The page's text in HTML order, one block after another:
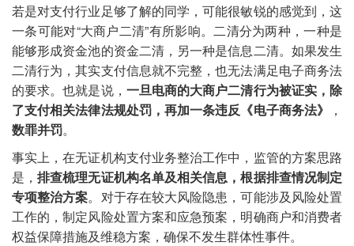
若是对支付行业足够了解的同学，可能很敏锐的感觉到，这
一条可能对“大商户二清”有所影响。二清分为两种，一种是
能够形成资金池的资金二清，另一种是信息二清。如果发生
二清行为，其实支付信息就不完整，也无法满足电子商务法
的要求。也就是说， 一旦电商的大商户二清行为被证实，除
了支付相关法律法规处罚，再加一条违反《电子商务法》
，
数罪并罚。
事实上，在无证机构支付业务整治工作中，监管的方案思路
是，排查梳理无证机构名单及相关信息，根据排查情况制定
专项整治方案。对于存在较大风险隐患，可能涉及风险处置
工作的，制定风险处置方案和应急预案，明确商户和消费者
权益保障措施及维稳方案，确保不发生群体性事件。